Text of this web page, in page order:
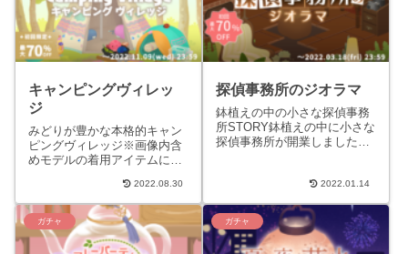
キャンピングヴィレッ
ジ
みどりが豊かな本格的キャン
ピングヴィレッジ※画像内含
めモデルの着用アイテムには
があります。STORYリヴリー
たちと一緒にアウトドアを
存...
2022.08.30
探偵事務所のジオラマ
鉢植えの中の小さな探偵事務
所STORY鉢植えの中に小さな
探偵事務所が開業しました。
のんびりと本日のお客さん
2022.01.14
ガチャ ガチャ